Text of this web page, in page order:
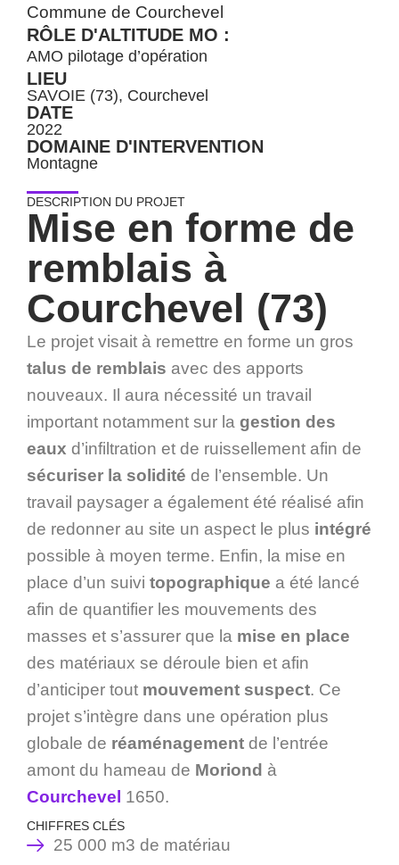
Commune de Courchevel
RÔLE D'ALTITUDE MO :
AMO pilotage d’opération
LIEU
SAVOIE (73), Courchevel
DATE
2022
DOMAINE D'INTERVENTION
Montagne
DESCRIPTION DU PROJET
Mise en forme de
remblais à
Courchevel (73)
Le projet visait à remettre en forme un gros
talus de remblais avec des apports
nouveaux. Il aura nécessité un travail
important notamment sur la gestion des
eaux d’infiltration et de ruissellement afin de
sécuriser la solidité de l’ensemble. Un
travail paysager a également été réalisé afin
de redonner au site un aspect le plus intégré
possible à moyen terme. Enfin, la mise en
place d’un suivi topographique a été lancé
afin de quantifier les mouvements des
masses et s’assurer que la mise en place
des matériaux se déroule bien et afin
d’anticiper tout mouvement suspect. Ce
projet s’intègre dans une opération plus
globale de réaménagement de l’entrée
amont du hameau de Moriond à
Courchevel 1650.
CHIFFRES CLÉS
25 000 m3 de matériau